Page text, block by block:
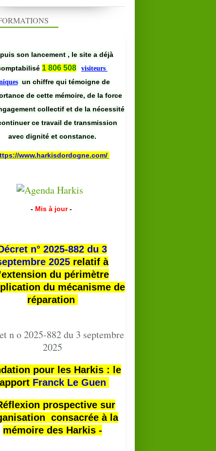
son lancement , le site a déjà
1 806 508
visiteurs
un chiffre qui témoigne de
de cette mémoire, de la force
collectif et de la nécessité
ce travail de transmission
avec dignité et constance.
www.harkisdordogne.com/
- Mis à jour -
n° 2025-882 du 3
2025relatif à
du périmètre
du mécanisme de
réparation
n o 2025-882 du 3 septembre
2025
pour les Harkis : le
Franck Le Guen
prospective sur
consacrée à la
mémoire des Harkis -